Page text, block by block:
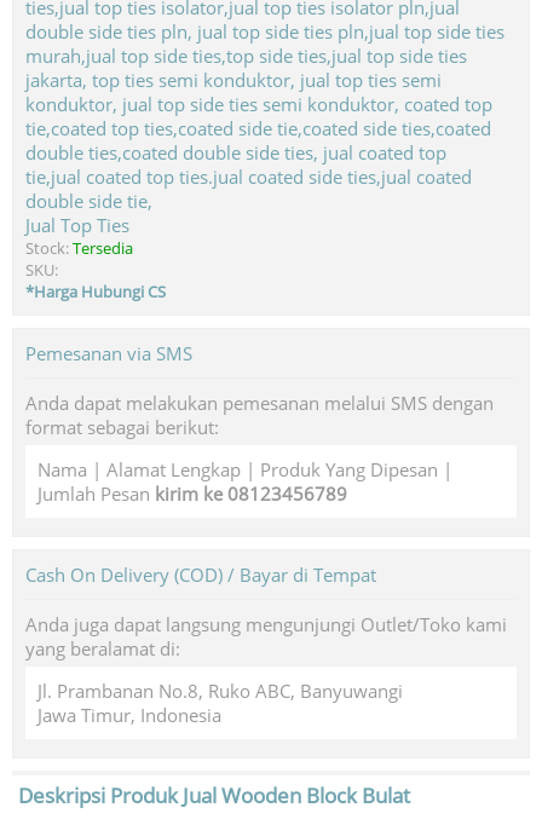
Jual Top Ties
Stock:Tersedia
SKU:
*Harga Hubungi CS
Pemesanan via SMS
Anda dapat melakukan pemesanan melalui SMS dengan
format sebagai berikut:
Nama | Alamat Lengkap | Produk Yang Dipesan |
Jumlah Pesan kirim ke 08123456789
Cash On Delivery (COD) / Bayar di Tempat
Anda juga dapat langsung mengunjungi Outlet/Toko kami
yang beralamat di:
Jl. Prambanan No.8, Ruko ABC, Banyuwangi
Jawa Timur, Indonesia
Deskripsi ProdukJual Wooden Block Bulat